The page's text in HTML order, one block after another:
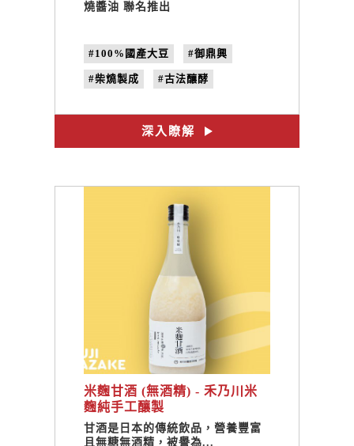
燒醬油 聯名推出
#100%國產大豆 #御鼎興
#柴燒製成 #古法釀酵
#體驗遊程
深入瞭解
米麴甘酒 (無酒精) - 禾乃川米
麴純手工釀製
甘酒是日本的傳統飲品，營養豐富
且無糖無酒精，被譽為...